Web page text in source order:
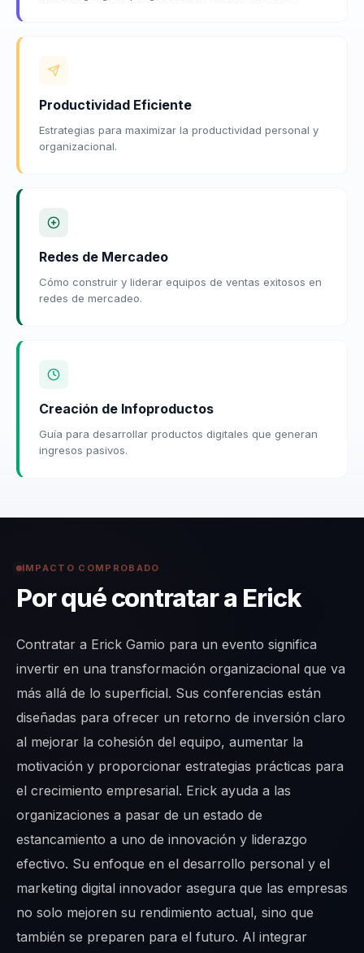
Productividad Eficiente
Estrategias para maximizar la productividad personal y
organizacional.
Redes de Mercadeo
Cómo construir y liderar equipos de ventas exitosos en
redes de mercadeo.
Creación de Infoproductos
Guía para desarrollar productos digitales que generan
ingresos pasivos.
IMPACTO COMPROBADO
Por qué contratar a Erick
Contratar a Erick Gamio para un evento significa
invertir en una transformación organizacional que va
más allá de lo superficial. Sus conferencias están
diseñadas para ofrecer un retorno de inversión claro
al mejorar la cohesión del equipo, aumentar la
motivación y proporcionar estrategias prácticas para
el crecimiento empresarial. Erick ayuda a las
organizaciones a pasar de un estado de
estancamiento a uno de innovación y liderazgo
efectivo. Su enfoque en el desarrollo personal y el
marketing digital innovador asegura que las empresas
no solo mejoren su rendimiento actual, sino que
también se preparen para el futuro. Al integrar